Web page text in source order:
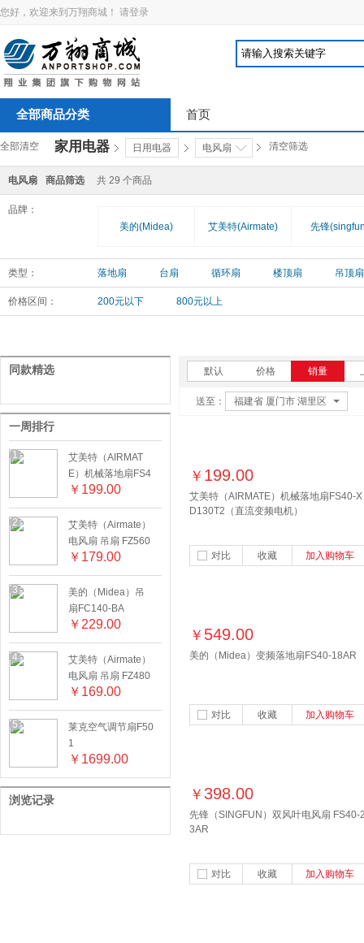
您好，欢迎来到万翔商城！ 请登录
全部商品分类 首页
全部清空 家用电器 日用电器 电风扇 清空筛选
电风扇 商品筛选 共 29 个商品
品牌：
美的(Midea)
艾美特(Airmate) 先锋
类型： 落地扇 台扇 循环扇 楼顶扇 吊顶扇
价格区间： 200元以下 800元以上
同款精选
一周排行
1
艾美特（AIRMAT
E）机械落地扇FS4
0-XD130T2（直流
变频电机）
￥ 199.00
2
艾美特（Airmate）
电风扇 吊扇 FZ560
8 1.4m
￥ 179.00
3
美的（Midea）吊
扇FC140-BA
￥ 229.00
4
艾美特（Airmate）
电风扇 吊扇 FZ480
8 1.2m
￥ 169.00
5
莱克空气调节扇F50
1
￥ 1699.00
浏览记录
默认 价格 销量
送至： 福建省 厦门市 湖里区
￥ 199.00
艾美特（AIRMATE）机械落地扇FS40-X
D130T2（直流变频电机）
对比 收藏 加入购物车
￥ 549.00
美的（Midea）变频落地扇FS40-18AR
对比 收藏 加入购物车
￥ 398.00
先锋（SINGFUN）双风叶电风扇 FS40-
3AR
对比 收藏 加入购物车